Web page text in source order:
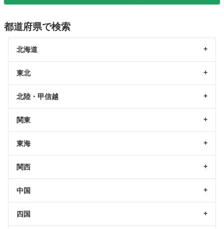
都道府県で検索
北海道
東北
北陸・甲信越
関東
東海
関西
中国
四国